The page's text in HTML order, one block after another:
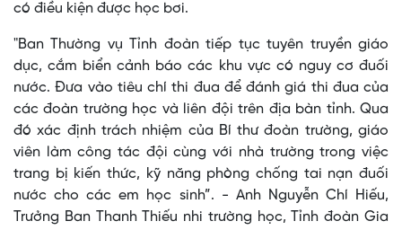
có điều kiện được học bơi.
"Ban Thường vụ Tỉnh đoàn tiếp tục tuyên truyền giáo
dục, cắm biển cảnh báo các khu vực có nguy cơ đuối
nước. Đưa vào tiêu chí thi đua để đánh giá thi đua của
các đoàn trường học và liên đội trên địa bàn tỉnh. Qua
đó xác định trách nhiệm của Bí thư đoàn trường, giáo
viên làm công tác đội cùng với nhà trường trong việc
trang bị kiến thức, kỹ năng phòng chống tai nạn đuối
nước cho các em học sinh”. - Anh Nguyễn Chí Hiếu,
Trưởng Ban Thanh Thiếu nhi trường học, Tỉnh đoàn Gia